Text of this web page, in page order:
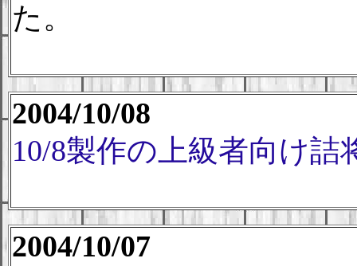
た。
2004/10/08
10/8製作の上級者向け詰
2004/10/07